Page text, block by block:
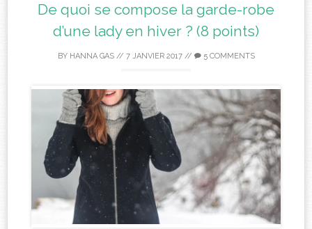
De quoi se compose la garde-robe
d’une lady en hiver ? (8 points)
BY HANNA GAS// 7 JANVIER 2017// 5 COMMENTS